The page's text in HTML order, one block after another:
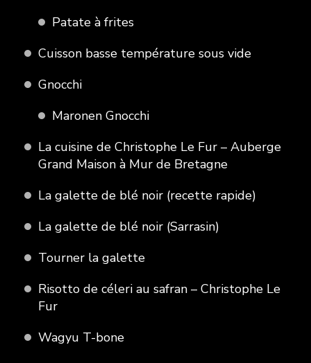
Patate à frites
Cuisson basse température sous vide
Gnocchi
Maronen Gnocchi
La cuisine de Christophe Le Fur – Auberge
Grand Maison à Mur de Bretagne
La galette de blé noir (recette rapide)
La galette de blé noir (Sarrasin)
Tourner la galette
Risotto de céleri au safran – Christophe Le
Fur
Wagyu T-bone